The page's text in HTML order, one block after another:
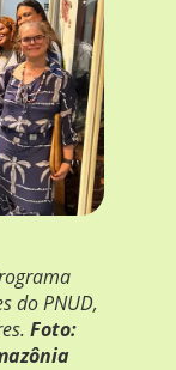
do PNUD,
Foto: